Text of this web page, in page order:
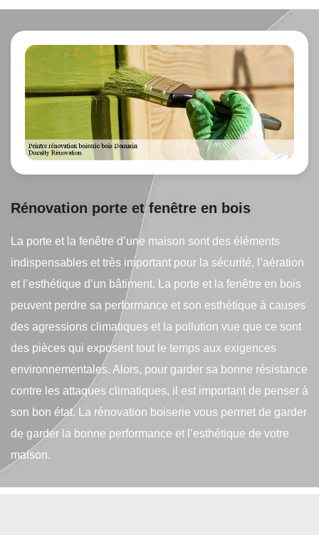
Rénovation porte et fenêtre en bois
La porte et la fenêtre d’une maison sont des éléments
indispensables et très important pour la sécurité, l’aération
et l’esthétique d’un bâtiment. La porte et la fenêtre en bois
peuvent perdre sa performance et son esthétique à causes
des agressions climatiques et la pollution vue que ce sont
des pièces qui exposent tout le temps aux exigences
environnementales. Alors, pour garder sa bonne résistance
contre les attaques climatiques, il est important de penser à
son bon état. La rénovation boiserie vous permet de garder
de garder la bonne performance et l’esthétique de votre
maison.